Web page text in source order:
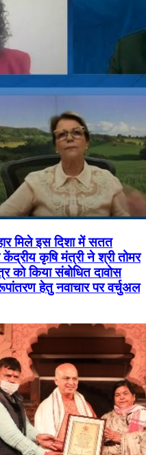
मिले इस दिशा में सतत
केंद्रीय कृषि मंत्री ने श्री तोमर
को किया संबोधित दावोस
हेतु नवाचार पर वर्चुअल